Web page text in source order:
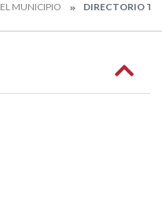
EL MUNICIPIO DIRECTORIO